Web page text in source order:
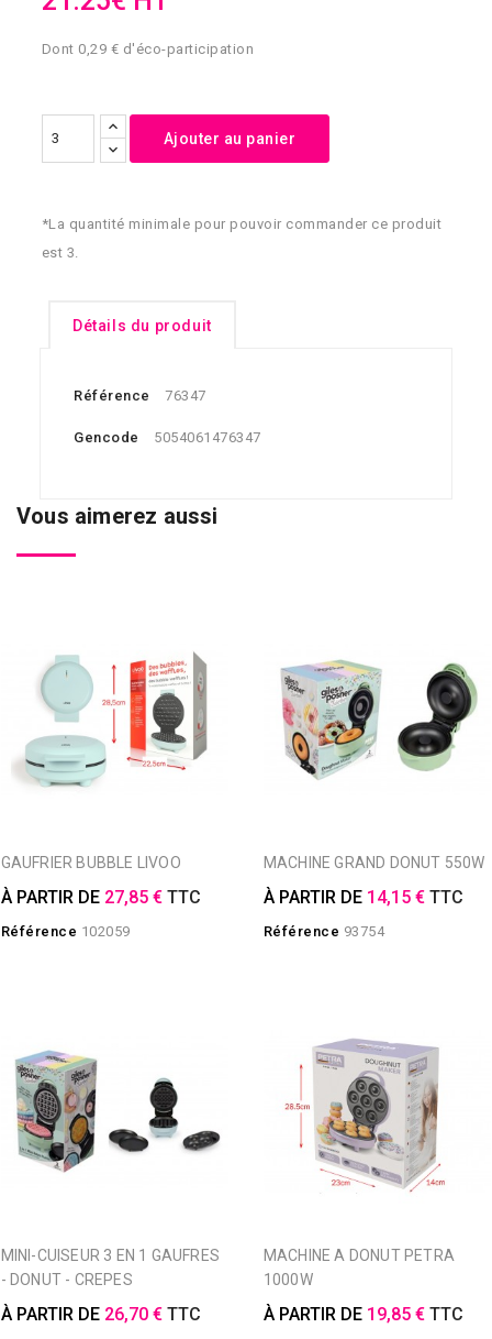
Dont 0,29 € d'éco-participation
Ajouter au panier
*La quantité minimale pour pouvoir commander ce produit
est 3.
Détails du produit
Référence 76347
Gencode 5054061476347
Vous aimerez aussi
GAUFRIER BUBBLE LIVOO
À PARTIR DE 27,85 € TTC
Référence 102059
MACHINE GRAND DONUT 550W
À PARTIR DE 14,15 € TTC
Référence 93754
MINI-CUISEUR 3 EN 1 GAUFRES
- DONUT - CREPES
À PARTIR DE 26,70 € TTC
MACHINE A DONUT PETRA
1000W
À PARTIR DE 19,85 € TTC